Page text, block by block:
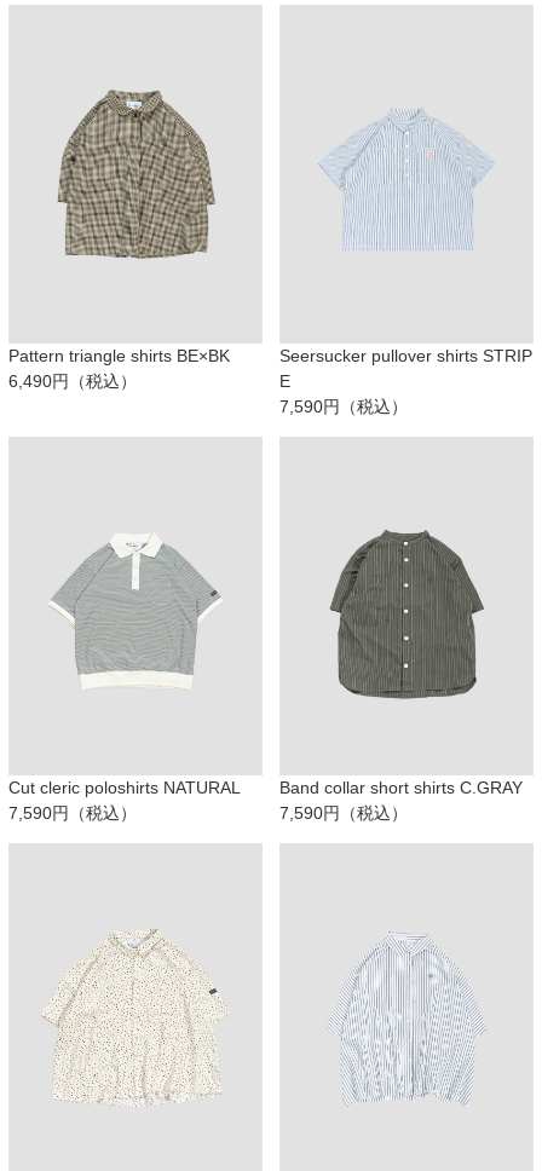
Pattern triangle shirts BE×BK
6,490円（税込）
Seersucker pullover shirts STRIP
E
7,590円（税込）
Cut cleric poloshirts NATURAL
7,590円（税込）
Band collar short shirts C.GRAY
7,590円（税込）